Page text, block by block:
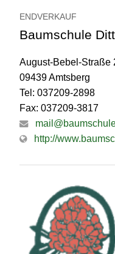
ENDVERKAUF
Baumschule
August-Bebel-Straße
09439 Amtsberg
Tel: 037209-2898
Fax: 037209-3817
http://